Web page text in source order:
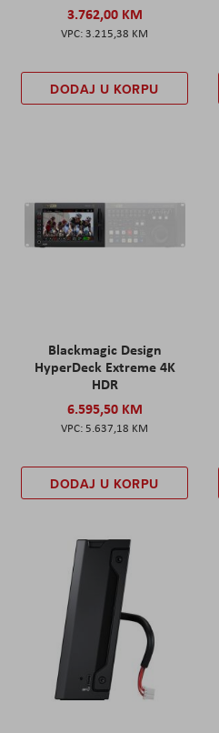
3.762,00 KM
3.215,38 KM
DODAJ U KORPU
Blackmagic Design
HyperDeck Extreme 4K
HDR
6.595,50 KM
5.637,18 KM
DODAJ U KORPU